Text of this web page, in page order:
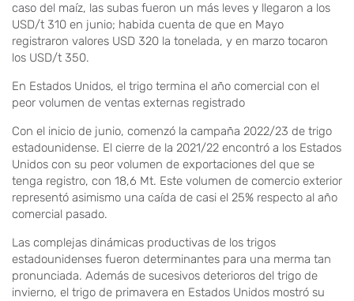
caso del maíz, las subas fueron un más leves y llegaron a los
USD/t 310 en junio; habida cuenta de que en Mayo
registraron valores USD 320 la tonelada, y en marzo tocaron
los USD/t 350.
En Estados Unidos, el trigo termina el año comercial con el
peor volumen de ventas externas registrado
Con el inicio de junio, comenzó la campaña 2022/23 de trigo
estadounidense. El cierre de la 2021/22 encontró a los Estados
Unidos con su peor volumen de exportaciones del que se
tenga registro, con 18,6 Mt. Este volumen de comercio exterior
representó asimismo una caída de casi el 25% respecto al año
comercial pasado.
Las complejas dinámicas productivas de los trigos
estadounidenses fueron determinantes para una merma tan
pronunciada. Además de sucesivos deterioros del trigo de
invierno, el trigo de primavera en Estados Unidos mostró su